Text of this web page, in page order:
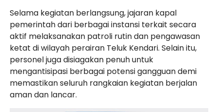
Selama kegiatan berlangsung, jajaran kapal
pemerintah dari berbagai instansi terkait secara
aktif melaksanakan patroli rutin dan pengawasan
ketat di wilayah perairan Teluk Kendari. Selain itu,
personel juga disiagakan penuh untuk
mengantisipasi berbagai potensi gangguan demi
memastikan seluruh rangkaian kegiatan berjalan
aman dan lancar.